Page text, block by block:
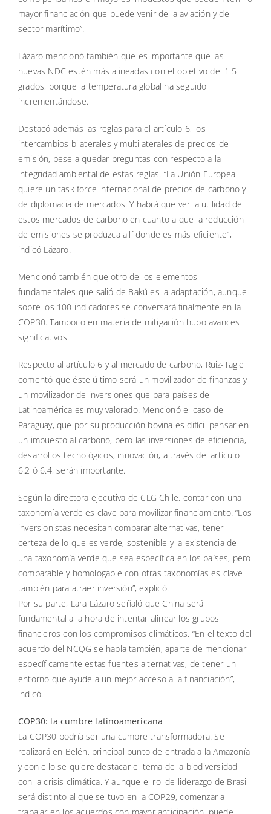
mayor financiación que puede venir de la aviación y del
sector marítimo”.
Lázaro mencionó también que es importante que las
nuevas NDC estén más alineadas con el objetivo del 1.5
grados, porque la temperatura global ha seguido
incrementándose.
Destacó además las reglas para el artículo 6, los
intercambios bilaterales y multilaterales de precios de
emisión, pese a quedar preguntas con respecto a la
integridad ambiental de estas reglas. “La Unión Europea
quiere un task force internacional de precios de carbono y
de diplomacia de mercados. Y habrá que ver la utilidad de
estos mercados de carbono en cuanto a que la reducción
de emisiones se produzca allí donde es más eficiente”,
indicó Lázaro.
Mencionó también que otro de los elementos
fundamentales que salió de Bakú es la adaptación, aunque
sobre los 100 indicadores se conversará finalmente en la
COP30. Tampoco en materia de mitigación hubo avances
significativos.
Respecto al artículo 6 y al mercado de carbono, Ruiz-Tagle
comentó que éste último será un movilizador de finanzas y
un movilizador de inversiones que para países de
Latinoamérica es muy valorado. Mencionó el caso de
Paraguay, que por su producción bovina es difícil pensar en
un impuesto al carbono, pero las inversiones de eficiencia,
desarrollos tecnológicos, innovación, a través del artículo
6.2 ó 6.4, serán importante.
Según la directora ejecutiva de CLG Chile, contar con una
taxonomía verde es clave para movilizar financiamiento. “Los
inversionistas necesitan comparar alternativas, tener
certeza de lo que es verde, sostenible y la existencia de
una taxonomía verde que sea específica en los países, pero
comparable y homologable con otras taxonomías es clave
también para atraer inversión”, explicó.
Por su parte, Lara Lázaro señaló que China será
fundamental a la hora de intentar alinear los grupos
financieros con los compromisos climáticos. “En el texto del
acuerdo del NCQG se habla también, aparte de mencionar
específicamente estas fuentes alternativas, de tener un
entorno que ayude a un mejor acceso a la financiación”,
indicó.
COP30: la cumbre latinoamericana
La COP30 podría ser una cumbre transformadora. Se
realizará en Belén, principal punto de entrada a la Amazonía
y con ello se quiere destacar el tema de la biodiversidad
con la crisis climática. Y aunque el rol de liderazgo de Brasil
será distinto al que se tuvo en la COP29, comenzar a
trabajar en los acuerdos con mayor anticipación, puede